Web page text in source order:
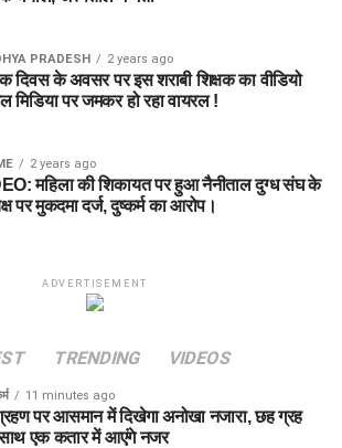
PRADESH 2 years ago
दिवस के अवसर पर इस शराबी शिक्षक का वीडियो
मिडिया पर जमकर हो रहा वायरल !
2 years ago
महिला की शिकायत पर हुआ नैनीताल दुग्ध संघ के
पर मुकदमा दर्ज, दुष्कर्म का आरोप।
ADVERTISEMENT
TRENDING VIDEOS
11 minutes ago
पर आसमान में दिखेगा अनोखा नजारा, छह ग्रह
एक कतार में आएंगे नजर